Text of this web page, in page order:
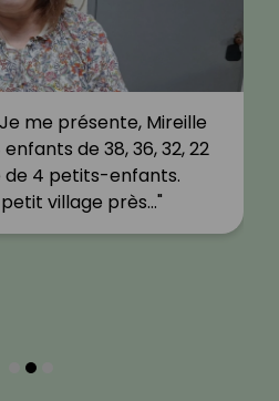
me présente, Mireille
de 38, 36, 32, 22
de 4 petits-enfants.
village près…"